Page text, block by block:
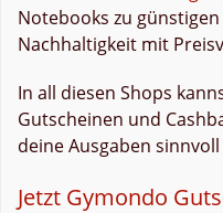
Notebooks zu
Nachhaltigkeit mit
In all diesen Shops
Gutscheinen und
deine Ausgaben
Jetzt Gymondo